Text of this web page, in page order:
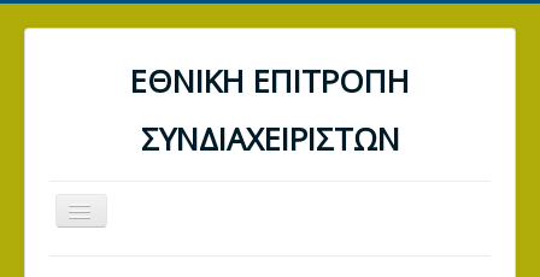
ΕΘΝΙΚΗ ΕΠΙΤΡΟΠΗ
ΣΥΝΔΙΑΧΕΙΡΙΣΤΩΝ
Toggle
Navigation